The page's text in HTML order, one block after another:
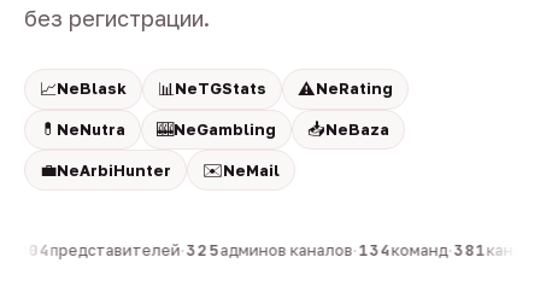
без регистрации.
📈NeBlask 📊 NeTGStats ⚠️NeRating
💊 NeNutra 🎰NeGambling 📥NeBaza
💼NeArbiHunter ✉️NeMail
804представителей·325админов каналов·134команд·381